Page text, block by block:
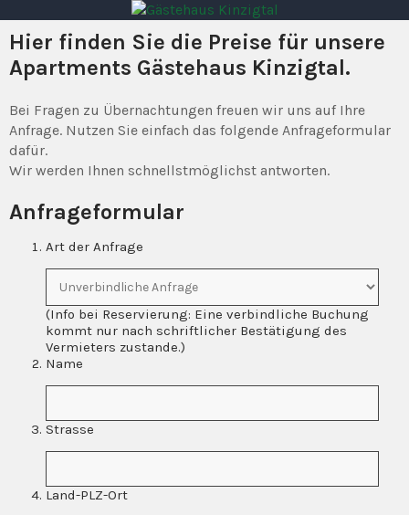
Gästehaus Kinzigtal
Hier finden Sie die Preise für unsere
Apartments Gästehaus Kinzigtal.
Bei Fragen zu Übernachtungen freuen wir uns auf Ihre
Anfrage. Nutzen Sie einfach das folgende Anfrageformular
dafür.
Wir werden Ihnen schnellstmöglichst antworten.
Anfrageformular
Art der Anfrage
(Info bei Reservierung: Eine verbindliche Buchung
kommt nur nach schriftlicher Bestätigung des
Vermieters zustande.)
Name
Strasse
Land-PLZ-Ort